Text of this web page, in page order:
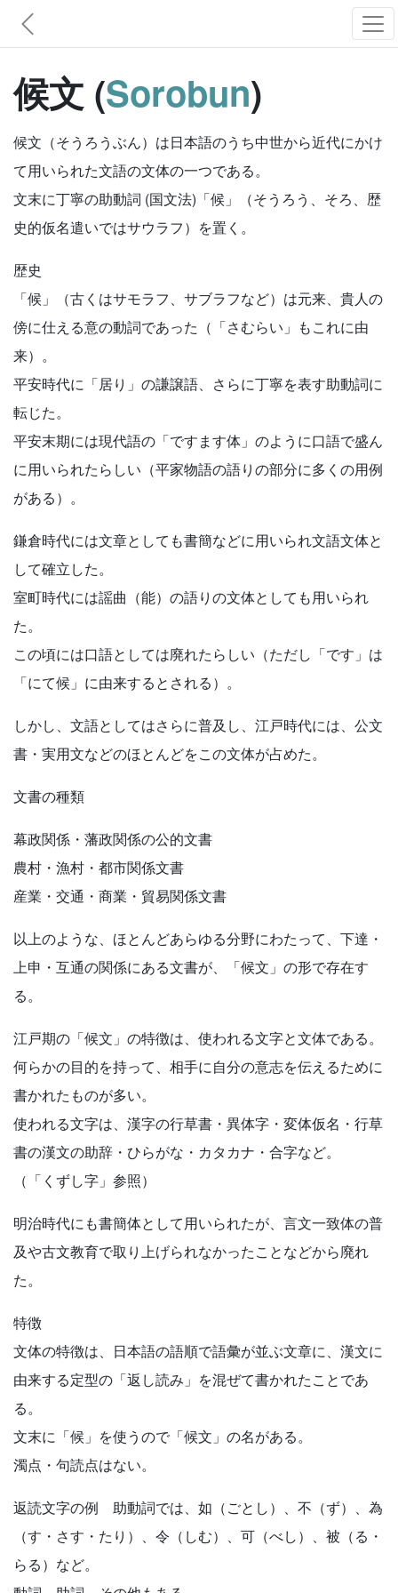
候文 (Sorobun)
候文（そうろうぶん）は日本語のうち中世から近代にかけ
て用いられた文語の文体の一つである。
文末に丁寧の助動詞 (国文法)「候」（そうろう、そろ、歴
史的仮名遣いではサウラフ）を置く。
歴史
「候」（古くはサモラフ、サブラフなど）は元来、貴人の
傍に仕える意の動詞であった（「さむらい」もこれに由
来）。
平安時代に「居り」の謙譲語、さらに丁寧を表す助動詞に
転じた。
平安末期には現代語の「ですます体」のように口語で盛ん
に用いられたらしい（平家物語の語りの部分に多くの用例
がある）。
鎌倉時代には文章としても書簡などに用いられ文語文体と
して確立した。
室町時代には謡曲（能）の語りの文体としても用いられ
た。
この頃には口語としては廃れたらしい（ただし「です」は
「にて候」に由来するとされる）。
しかし、文語としてはさらに普及し、江戸時代には、公文
書・実用文などのほとんどをこの文体が占めた。
文書の種類
幕政関係・藩政関係の公的文書
農村・漁村・都市関係文書
産業・交通・商業・貿易関係文書
以上のような、ほとんどあらゆる分野にわたって、下達・
上申・互通の関係にある文書が、「候文」の形で存在す
る。
江戸期の「候文」の特徴は、使われる文字と文体である。
何らかの目的を持って、相手に自分の意志を伝えるために
書かれたものが多い。
使われる文字は、漢字の行草書・異体字・変体仮名・行草
書の漢文の助辞・ひらがな・カタカナ・合字など。
（「くずし字」参照）
明治時代にも書簡体として用いられたが、言文一致体の普
及や古文教育で取り上げられなかったことなどから廃れ
た。
特徴
文体の特徴は、日本語の語順で語彙が並ぶ文章に、漢文に
由来する定型の「返し読み」を混ぜて書かれたことであ
る。
文末に「候」を使うので「候文」の名がある。
濁点・句読点はない。
返読文字の例 助動詞では、如（ごとし）、不（ず）、為
（す・さす・たり）、令（しむ）、可（べし）、被（る・
らる）など。